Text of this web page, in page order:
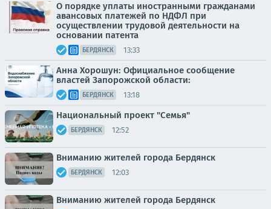
О порядке уплаты иностранными гражданами
авансовых платежей по НДФЛ при
осуществлении трудовой деятельности на
основании патента
БЕРДЯНСК 13:33
Анна Хорошун: Официальное сообщение
властей Запорожской области:
БЕРДЯНСК 13:18
Национальный проект "Семья"
БЕРДЯНСК 12:52
Вниманию жителей города Бердянск
БЕРДЯНСК 12:03
Вниманию жителей города Бердянск